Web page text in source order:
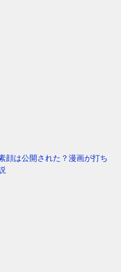
顔は公開された？漫画が打ち